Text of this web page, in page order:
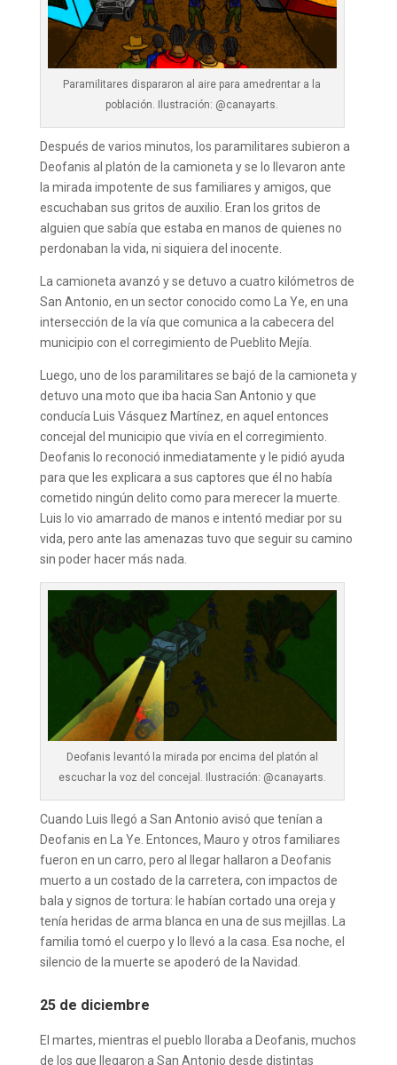
Paramilitares dispararon al aire para amedrentar a la
población. Ilustración: @canayarts.
Después de varios minutos, los paramilitares subieron a
Deofanis al platón de la camioneta y se lo llevaron ante
la mirada impotente de sus familiares y amigos, que
escuchaban sus gritos de auxilio. Eran los gritos de
alguien que sabía que estaba en manos de quienes no
perdonaban la vida, ni siquiera del inocente.
La camioneta avanzó y se detuvo a cuatro kilómetros de
San Antonio, en un sector conocido como La Ye, en una
intersección de la vía que comunica a la cabecera del
municipio con el corregimiento de Pueblito Mejía.
Luego, uno de los paramilitares se bajó de la camioneta y
detuvo una moto que iba hacia San Antonio y que
conducía Luis Vásquez Martínez, en aquel entonces
concejal del municipio que vivía en el corregimiento.
Deofanis lo reconoció inmediatamente y le pidió ayuda
para que les explicara a sus captores que él no había
cometido ningún delito como para merecer la muerte.
Luis lo vio amarrado de manos e intentó mediar por su
vida, pero ante las amenazas tuvo que seguir su camino
sin poder hacer más nada.
Deofanis levantó la mirada por encima del platón al
escuchar la voz del concejal. Ilustración: @canayarts.
Cuando Luis llegó a San Antonio avisó que tenían a
Deofanis en La Ye. Entonces, Mauro y otros familiares
fueron en un carro, pero al llegar hallaron a Deofanis
muerto a un costado de la carretera, con impactos de
bala y signos de tortura: le habían cortado una oreja y
tenía heridas de arma blanca en una de sus mejillas. La
familia tomó el cuerpo y lo llevó a la casa. Esa noche, el
silencio de la muerte se apoderó de la Navidad.
25 de diciembre
El martes, mientras el pueblo lloraba a Deofanis, muchos
de los que llegaron a San Antonio desde distintas